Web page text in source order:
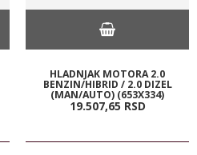
HLADNJAK MOTORA 2.0
BENZIN/HIBRID / 2.0 DIZEL
(MAN/AUTO) (653X334)
19.507,65 RSD